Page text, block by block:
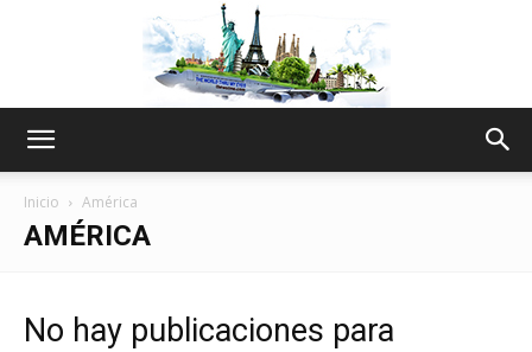
Inicio América
AMÉRICA
No hay publicaciones para